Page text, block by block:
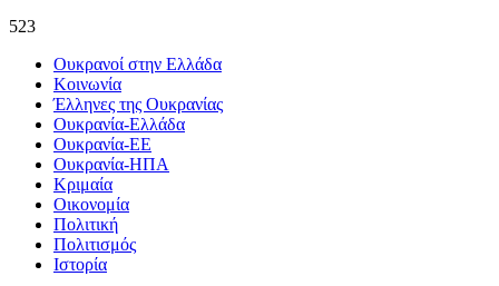
523
Ουκρανοί στην Ελλάδα
Κοινωνία
Έλληνες της Ουκρανίας
Ουκρανία-Ελλάδα
Ουκρανία-ΕΕ
Ουκρανία-ΗΠΑ
Κριμαία
Οικονομία
Πολιτική
Πολιτισμός
Ιστορία